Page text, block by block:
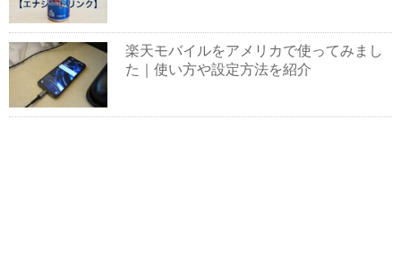
楽天モバイルをアメリカで使ってみまし
た｜使い方や設定方法を紹介